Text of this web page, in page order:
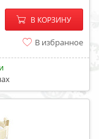
− +
В КОРЗИНУ
В избранное